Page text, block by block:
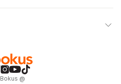
Bokus @